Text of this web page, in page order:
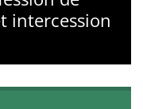
intercession